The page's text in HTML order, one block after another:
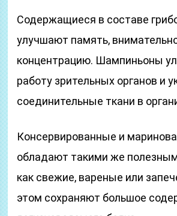
Содержащиеся в составе
улучшают память,
концентрацию. Шампиньоны
работу зрительных органов и
соединительные ткани в
Консервированные и
обладают такими же
как свежие, вареные или
этом сохраняют большое